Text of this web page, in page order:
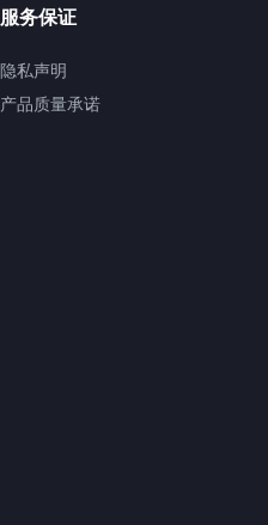
服务保证
隐私声明
产品质量承诺